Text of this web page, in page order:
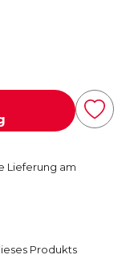
Lieferung am
Produkts